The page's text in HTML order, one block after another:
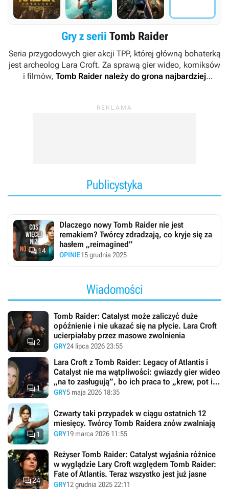
Gry z serii Tomb Raider
Seria przygodowych gier akcji TPP, której główną bohaterką
jest archeolog Lara Croft. Za sprawą gier wideo, komiksów
i filmów, Tomb Raider należy do grona najbardziej
Publicystyka
14
Dlaczego nowy Tomb Raider nie jest
remakiem? Twórcy zdradzają, co kryje się za
hasłem „reimagined”
OPINIE15 grudnia 2025
Wiadomości
2
Tomb Raider: Catalyst może zaliczyć duże
opóźnienie i nie ukazać się na płycie. Lara Croft
ucierpiałaby przez masowe zwolnienia
GRY24 lipca 2026 23:55
1
Lara Croft z Tomb Raider: Legacy of Atlantis i
Catalyst nie ma wątpliwości: gwiazdy gier wideo
„na to zasługują”, bo ich praca to „krew, pot i
łzy”
GRY5 maja 2026 18:35
1
Czwarty taki przypadek w ciągu ostatnich 12
miesięcy. Twórcy Tomb Raidera znów zwalniają
GRY19 marca 2026 11:55
24
Reżyser Tomb Raider: Catalyst wyjaśnia różnice
w wyglądzie Lary Croft względem Tomb Raider:
Fate of Atlantis. Teraz wszystko jest już jasne
GRY12 grudnia 2025 22:11